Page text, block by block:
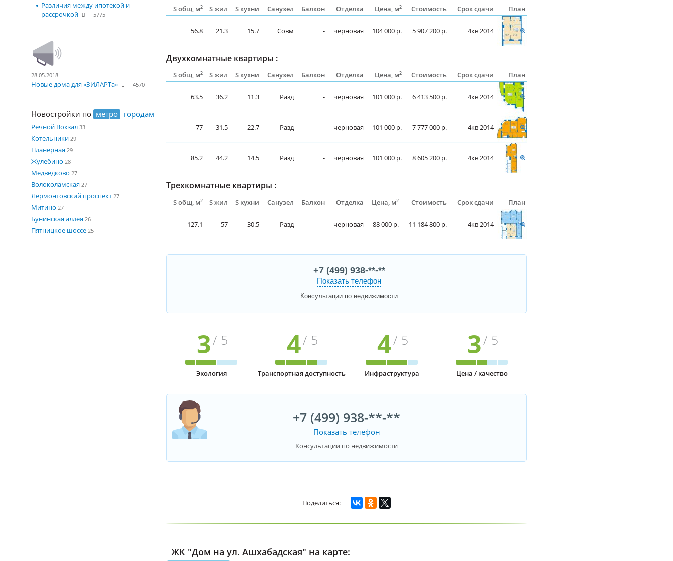
Различия между ипотекой и
рассрочкой
5775
28.05.2018
Новые дома для «ЗИЛАРТа» 4570
Новостройки по метро городам
Речной Вокзал 33
Котельники 29
Планерная 29
Жулебино 28
Медведково 27
Волоколамская 27
Лермонтовский проспект 27
Митино 27
Бунинская аллея 26
Пятницкое шоссе 25
S общ, м2 S жил S кухни Санузел Балкон Отделка Цена, м2 Стоимость Срок сдачи План
56.8 21.3 15.7 Совм - черновая 104 000 р. 5 907 200 р. 4кв 2014
Двухкомнатные квартиры :
S общ, м2 S жил S кухни Санузел Балкон Отделка Цена, м2 Стоимость Срок сдачи План
63.5 36.2 11.3 Разд - черновая 101 000 р. 6 413 500 р. 4кв 2014
77 31.5 22.7 Разд - черновая 101 000 р. 7 777 000 р. 4кв 2014
85.2 44.2 14.5 Разд - черновая 101 000 р. 8 605 200 р. 4кв 2014
Трехкомнатные квартиры :
S общ, м2 S жил S кухни Санузел Балкон Отделка Цена, м2 Стоимость Срок сдачи План
127.1 57 30.5 Разд - черновая 88 000 р. 11 184 800 р. 4кв 2014
+7 (499) 938-**-**
Показать телефон
Консультации по недвижимости
3/ 5
Экология
4/ 5
Транспортная доступность
4/ 5
Инфраструктура
3/ 5
Цена / качество
+7 (499) 938-**-**
Показать телефон
Консультации по недвижимости
ЖК "Дом на ул. Ашхабадская" на карте: